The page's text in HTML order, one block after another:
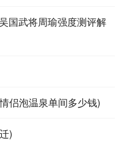
国武将周瑜强度测评解
侣泡温泉单间多少钱)
)